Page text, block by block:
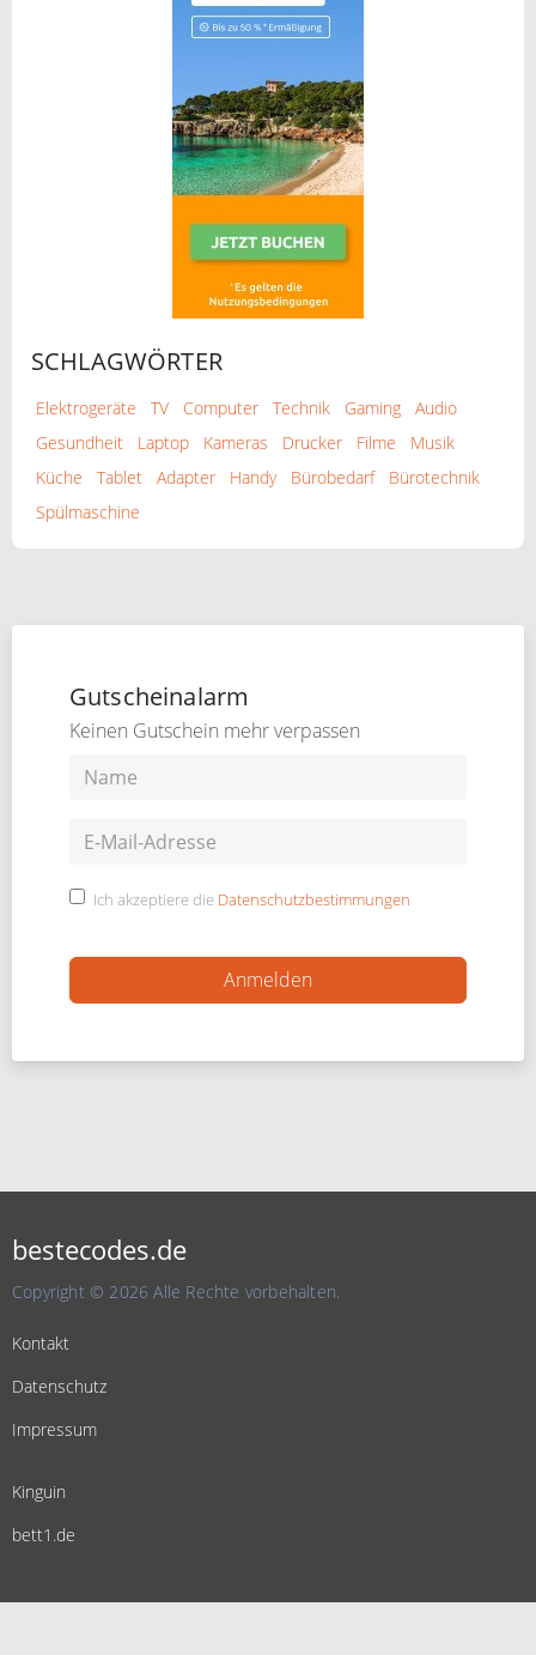
SCHLAGWÖRTER
Elektrogeräte TV Computer Technik Gaming
Audio
Gesundheit
Laptop Kameras Drucker Filme
Musik
Küche
Tablet Adapter Handy Bürobedarf
Bürotechnik
Spülmaschine
Gutscheinalarm
Keinen Gutschein mehr verpassen
Ich akzeptiere die Datenschutzbestimmungen
bestecodes.de
Copyright © 2026 Alle Rechte vorbehalten.
Kontakt
Datenschutz
Impressum
Kinguin
bett1.de